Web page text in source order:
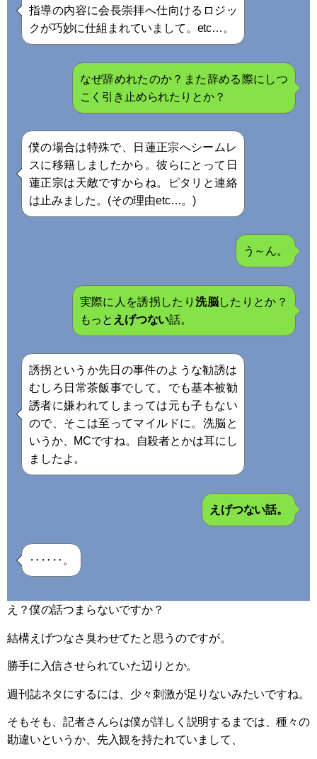
指導の内容に会長崇拝へ仕向けるロジッ
クが巧妙に仕組まれていまして。etc…。
なぜ辞めれたのか？また辞める際にしつ
こく引き止められたりとか？
僕の場合は特殊で、日蓮正宗へシームレ
スに移籍しましたから。彼らにとって日
蓮正宗は天敵ですからね。ピタリと連絡
は止みました。(その理由etc…。)
う～ん。
実際に人を誘拐したり洗脳したりとか？
もっと えげつない話。
誘拐というか先日の事件のような勧誘は
むしろ日常茶飯事でして。でも基本被勧
誘者に嫌われてしまっては元も子もない
ので、そこは至ってマイルドに。洗脳と
いうか、MCですね。自殺者とかは耳にし
ましたよ。
えげつない話。
‥‥‥。
え？僕の話つまらないですか？
結構えげつなさ臭わせてたと思うのですが。
勝手に入信させられていた辺りとか。
週刊誌ネタにするには、少々刺激が足りないみたいですね。
そもそも、記者さんらは僕が詳しく説明するまでは、種々の
勘違いというか、先入観を持たれていまして、